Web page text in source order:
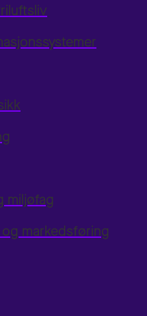
miljøfag
markedsføring